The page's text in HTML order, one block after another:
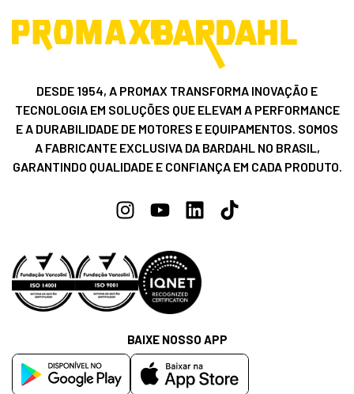
DESDE 1954, A PROMAX TRANSFORMA INOVAÇÃO E
TECNOLOGIA EM SOLUÇÕES QUE ELEVAM A PERFORMANCE
E A DURABILIDADE DE MOTORES E EQUIPAMENTOS. SOMOS
A FABRICANTE EXCLUSIVA DA BARDAHL NO BRASIL,
GARANTINDO QUALIDADE E CONFIANÇA EM CADA PRODUTO.
BAIXE NOSSO APP